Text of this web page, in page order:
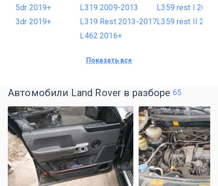
5dr 2019+
3dr 2019+
L319 2009-2013
L319 Rest 2013-2017
L462 2016+
L359 rest I
L359 rest II
Показать все
Автомобили Land Rover в разборе 65